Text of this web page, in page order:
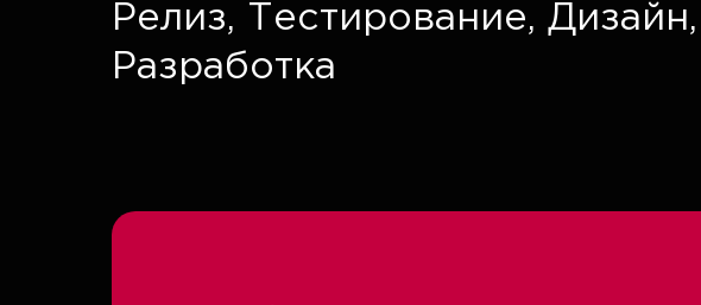
Релиз, Тестирование, Дизайн,
Разработка